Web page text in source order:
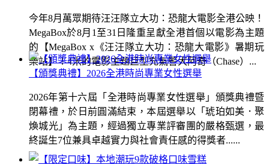
今年8月萬眾期待汪汪隊立大功：恐龍大電影全港公映！
MegaBox於8月1至31日隆重呈獻全港首個以電影為主題
的【MegaBox x《汪汪隊立大功：恐龍大電影》暑期玩
樂站】！4米的電影主題巨型充氣警犬阿奇（Chase）...
【頒獎典禮】2026全港時尚專業女性選舉
2026年第十六屆「全港時尚專業女性選舉」頒獎典禮暨
閉幕禮，於日前圓滿結束，本屆選舉以「琥珀如美．聚
煥城光」為主題，經過獨立專業評審團的嚴格甄選，最
終誕生7位兼具卓越實力與社會責任感的得獎者......